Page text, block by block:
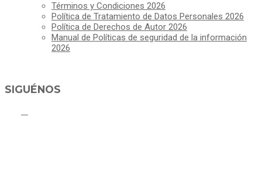
Términos y Condiciones 2026
Política de Tratamiento de Datos Personales 2026
Política de Derechos de Autor 2026
Manual de Políticas de seguridad de la información
2026
SIGUÉNOS